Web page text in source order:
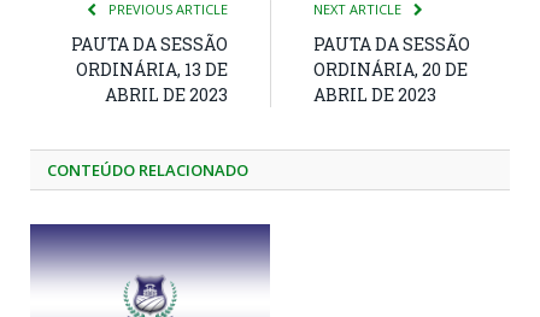
PREVIOUS ARTICLE
PAUTA DA SESSÃO
ORDINÁRIA, 13 DE
ABRIL DE 2023
NEXT ARTICLE
PAUTA DA SESSÃO
ORDINÁRIA, 20 DE
ABRIL DE 2023
CONTEÚDO RELACIONADO